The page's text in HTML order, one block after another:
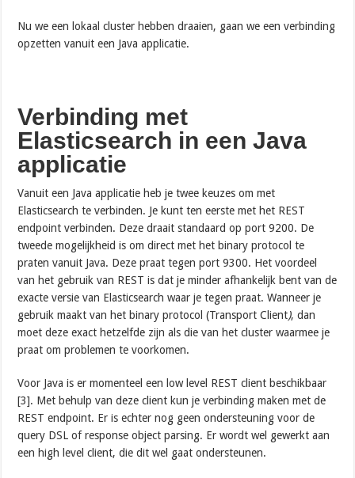
Nu we een lokaal cluster hebben draaien, gaan we een verbinding
opzetten vanuit een Java applicatie.
Verbinding met
Elasticsearch in een Java
applicatie
Vanuit een Java applicatie heb je twee keuzes om met
Elasticsearch te verbinden. Je kunt ten eerste met het REST
endpoint verbinden. Deze draait standaard op port 9200. De
tweede mogelijkheid is om direct met het binary protocol te
praten vanuit Java. Deze praat tegen port 9300. Het voordeel
van het gebruik van REST is dat je minder afhankelijk bent van de
exacte versie van Elasticsearch waar je tegen praat. Wanneer je
gebruik maakt van het binary protocol (Transport Client), dan
moet deze exact hetzelfde zijn als die van het cluster waarmee je
praat om problemen te voorkomen.
Voor Java is er momenteel een low level REST client beschikbaar
[3]. Met behulp van deze client kun je verbinding maken met de
REST endpoint. Er is echter nog geen ondersteuning voor de
query DSL of response object parsing. Er wordt wel gewerkt aan
een high level client, die dit wel gaat ondersteunen.